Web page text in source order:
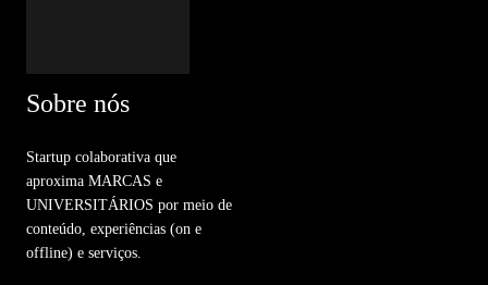
Sobre nós
Startup colaborativa que
aproxima MARCAS e
UNIVERSITÁRIOS por meio de
conteúdo, experiências (on e
offline) e serviços.